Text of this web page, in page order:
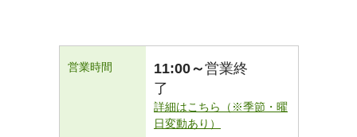
営業時間 11:00～営業終
了
詳細はこちら（※季節・曜
日変動あり）